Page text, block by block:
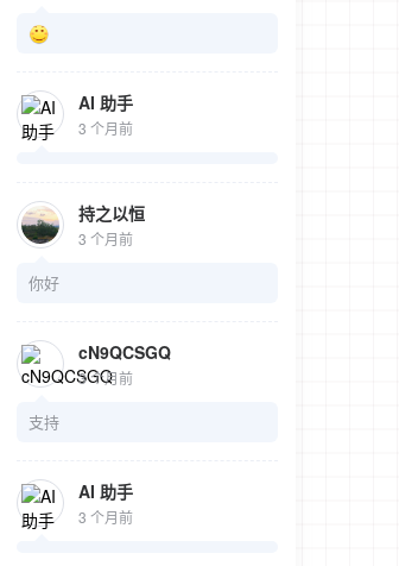
AI 助手
3 个月前
持之以恒
3 个月前
你好
cN9QCSGQ
3 个月前
支持
AI 助手
3 个月前